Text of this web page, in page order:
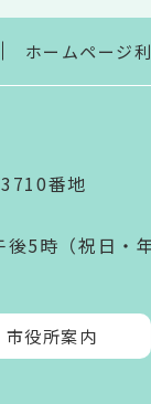
ホームページ
番地
5時（祝日・
市役所案内